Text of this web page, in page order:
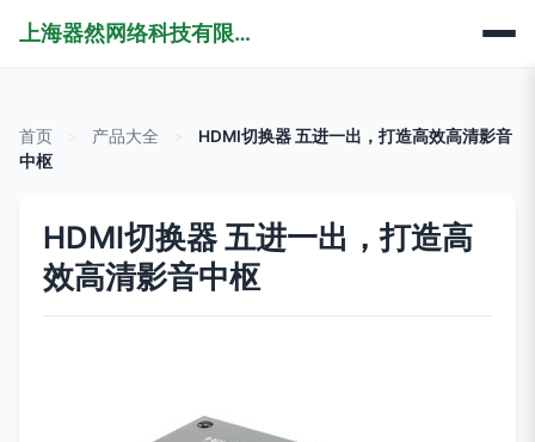
上海器然网络科技有限公司
首页 产品大全
HDMI切换器 五进一出，打造高效高清影音
中枢
HDMI切换器 五进一出，打造高
效高清影音中枢